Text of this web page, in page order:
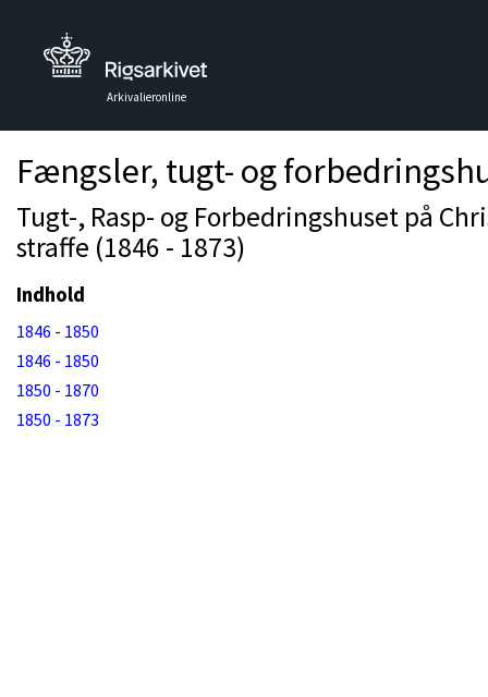
Arkivalieronline
Fængsler, tugt- og
Tugt-, Rasp- og Forbedringshuset på
straffe (1846 - 1873)
Indhold
1846 - 1850
1846 - 1850
1850 - 1870
1850 - 1873